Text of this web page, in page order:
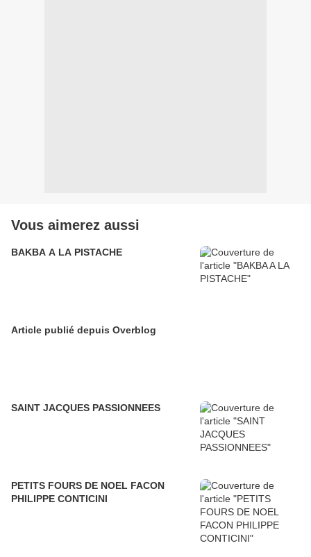
Vous aimerez aussi
BAKBA A LA PISTACHE
Article publié depuis Overblog
SAINT JACQUES PASSIONNEES
PETITS FOURS DE NOEL FACON
PHILIPPE CONTICINI